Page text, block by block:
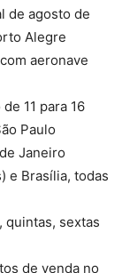
de agosto de
Alegre
aeronave
11 para 16
Paulo
Janeiro
e Brasília, todas
quintas, sextas
de venda no